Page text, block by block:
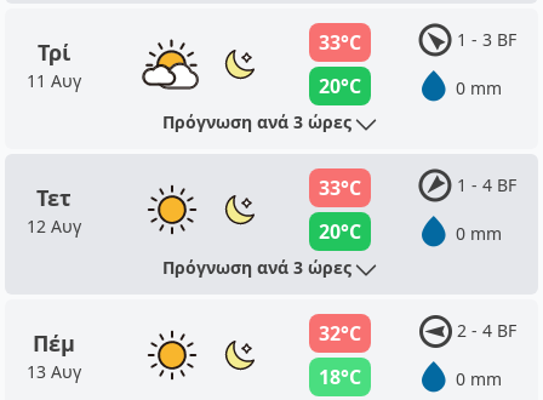
Τρί
11 Αυγ
33°C
20°C
1 - 3 BF
0 mm
Πρόγνωση ανά 3 ώρες
Τετ
12 Αυγ
33°C
20°C
1 - 4 BF
0 mm
Πρόγνωση ανά 3 ώρες
Πέμ
13 Αυγ
32°C
18°C
2 - 4 BF
0 mm